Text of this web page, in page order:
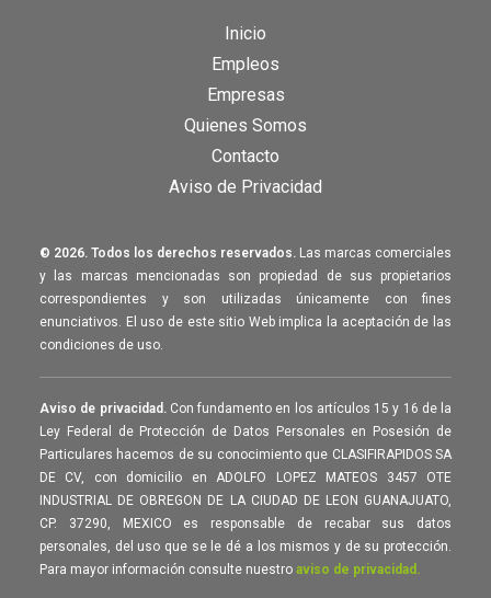
Inicio
Empleos
Empresas
Quienes Somos
Contacto
Aviso de Privacidad
© 2026. Todos los derechos reservados. Las marcas comerciales
y las marcas mencionadas son propiedad de sus propietarios
correspondientes y son utilizadas únicamente con fines
enunciativos. El uso de este sitio Web implica la aceptación de las
condiciones de uso.
Aviso de privacidad.Con fundamento en los artículos 15 y 16 de la
Ley Federal de Protección de Datos Personales en Posesión de
Particulares hacemos de su conocimiento que CLASIFIRAPIDOS SA
DE CV, con domicilio en ADOLFO LOPEZ MATEOS 3457 OTE
INDUSTRIAL DE OBREGON DE LA CIUDAD DE LEON GUANAJUATO,
CP. 37290, MEXICO es responsable de recabar sus datos
personales, del uso que se le dé a los mismos y de su protección.
Para mayor información consulte nuestro aviso de privacidad.